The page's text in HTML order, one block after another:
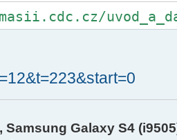
Samsung Galaxy S4